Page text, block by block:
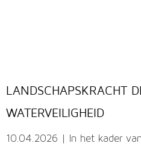
LANDSCHAPSKRACHT
WATERVEILIGHEID
10.04.2026 | In het kader van